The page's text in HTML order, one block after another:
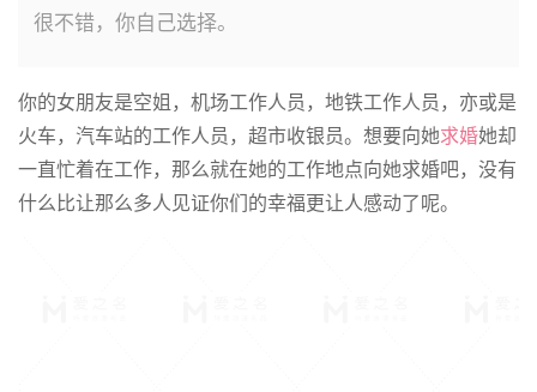
很不错，你自己选择。
你的女朋友是空姐，机场工作人员，地铁工作人员，亦或是
火车，汽车站的工作人员，超市收银员。想要向她求婚她却
一直忙着在工作，那么就在她的工作地点向她求婚吧，没有
什么比让那么多人见证你们的幸福更让人感动了呢。